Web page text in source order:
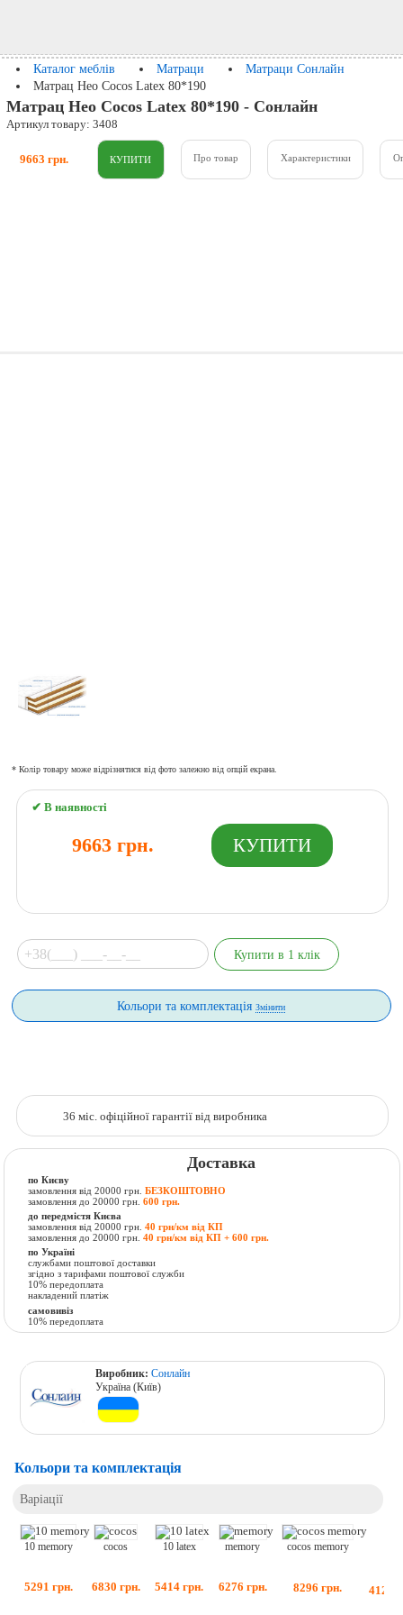
Каталог меблів Матраци
Матраци Сонлайн
Матрац Нео Cocos Latex 80*190
Матрац Нео Cocos Latex 80*190 - Сонлайн
Артикул товару: 3408
9663 грн. Про товар Характеристики
* Колір товару може відрізнятися від фото залежно від опцій екрана.
✔ В наявності
9663 грн.
Кольори та комплектаціяЗмінити
36 міс. офіційної гарантії від виробника
Доставка
по Києву
замовлення від 20000 грн.БЕЗКОШТОВНО
замовлення до 20000 грн.600 грн.
до передмістя Києва
замовлення від 20000 грн.40 грн/км від КП
замовлення до 20000 грн.40 грн/км від КП + 600 грн.
по Україні
службами поштової доставки
згідно з тарифами поштової служби
10% передоплата
накладений платіж
самовивіз
10% передоплата
Виробник:Сонлайн
Україна (Київ)
Кольори та комплектація
Варіації
10 memory
5291 грн.
cocos
6830 грн.
10 latex
5414 грн.
memory
6276 грн.
cocos memory
8296 грн. 4120